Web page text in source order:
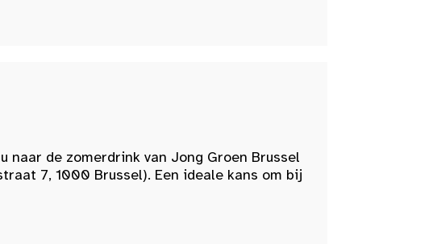
naar de zomerdrink van Jong Groen Brussel
7, 1000 Brussel). Een ideale kans om bij